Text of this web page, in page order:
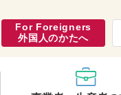
ムページくらし・行政
For Foreigners
外国人のかたへ